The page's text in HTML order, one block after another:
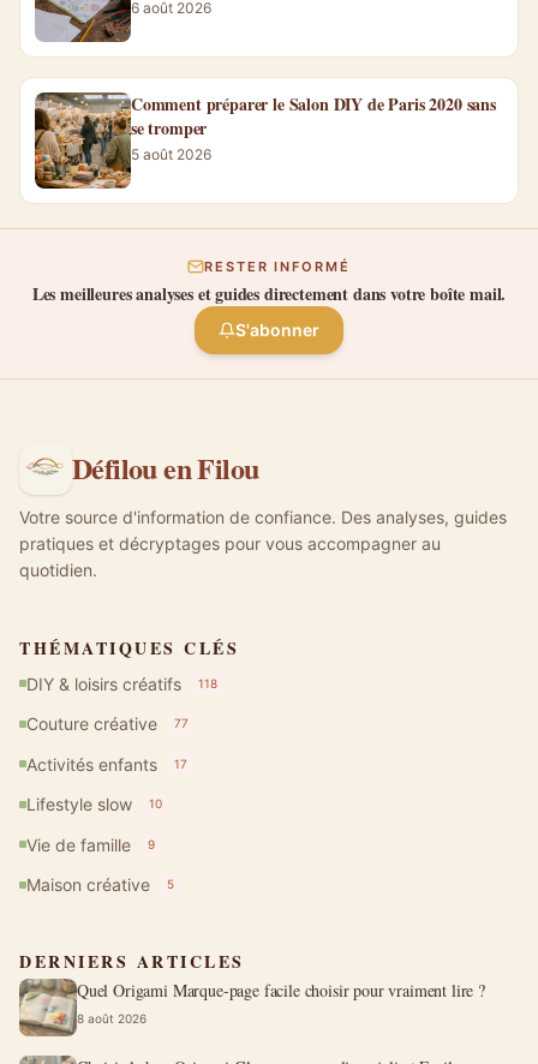
6 août 2026
Comment préparer le Salon DIY de Paris 2020 sans
se tromper
5 août 2026
RESTER INFORMÉ
Les meilleures analyses et guides directement dans votre boîte mail.
S'abonner
Défilou en Filou
Votre source d'information de confiance. Des analyses, guides
pratiques et décryptages pour vous accompagner au
quotidien.
THÉMATIQUES CLÉS
DIY & loisirs créatifs 118
Couture créative 77
Activités enfants 17
Lifestyle slow 10
Vie de famille 9
Maison créative 5
DERNIERS ARTICLES
Quel Origami Marque-page facile choisir pour vraiment lire ?
8 août 2026